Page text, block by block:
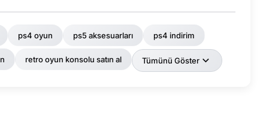
ps4 oyun ps5 aksesuarları ps4 indirim
retro oyun konsolu satın al Tümünü Göster